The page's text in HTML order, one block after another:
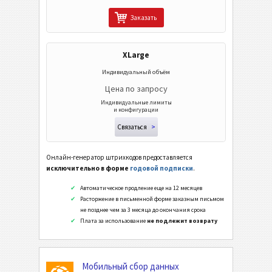
Wi-Fi КодыЗаказать
XLarge
Индивидуальный объём
Цена по запросу
Индивидуальные лимиты
и конфигурации
Связаться >
Онлайн-генератор штрихкодов предоставляется
исключительно в форме годовой подписки.
Автоматическое продление еще на 12 месяцев
Расторжение в письменной форме заказным письмом
не позднее чем за 3 месяца до окончания срока
Плата за использование не подлежит возврату
Мобильный сбор данных